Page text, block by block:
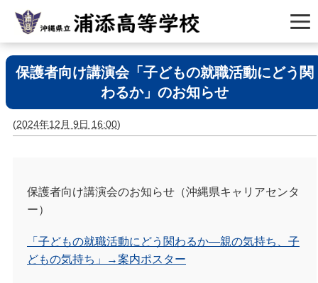
保護者向け講演会「子どもの就職活動にどう関
わるか」のお知らせ
(2024年12月 9日 16:00)
保護者向け講演会のお知らせ（沖縄県キャリアセンタ
ー）
「子どもの就職活動にどう関わるか―親の気持ち、子
どもの気持ち」→案内ポスター